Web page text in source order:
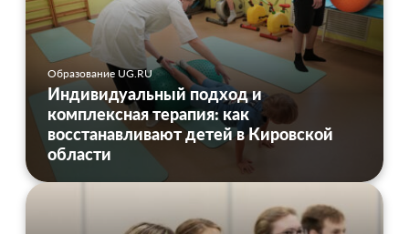
Образование UG.RU
Индивидуальный подход и
комплексная терапия: как
восстанавливают детей в Кировской
области